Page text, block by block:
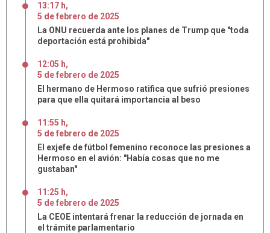
13:17 h,
5 defebrero de 2025
La ONU recuerda ante los planes de Trump que "toda
deportación está prohibida"
12:05 h,
5 defebrero de 2025
El hermano de Hermoso ratifica que sufrió presiones
para que ella quitará importancia al beso
11:55 h,
5 defebrero de 2025
El exjefe de fútbol femenino reconoce las presiones a
Hermoso en el avión: "Había cosas que no me
gustaban"
11:25 h,
5 defebrero de 2025
La CEOE intentará frenar la reducción de jornada en
el trámite parlamentario